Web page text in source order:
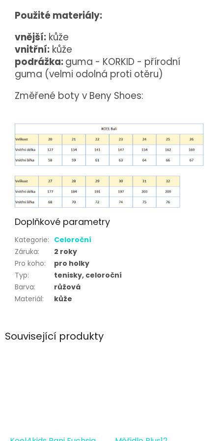
Související produkty
Použité materiály:
vnější: kůže
vnitřní: kůže
podrážka:guma - KORKID - přírodní
guma (velmi odolná proti otěru)
Změřené boty v Beny Shoes:
Doplňkové parametry
Kategorie: Celoroční
Záruka:
2 roky
Pro koho:
pro holky
Typ:
tenisky, celoroční
Barva:
růžová
Materiál: kůže